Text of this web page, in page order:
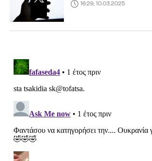
16:29, 10.03.2025